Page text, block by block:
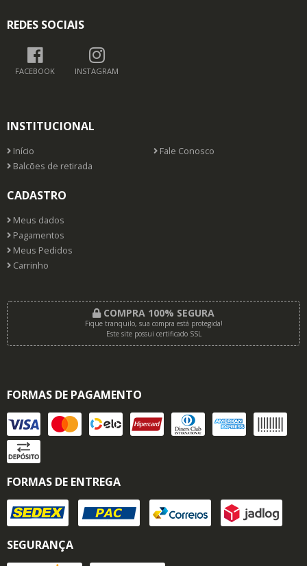
REDES SOCIAIS
FACEBOOK INSTAGRAM
INSTITUCIONAL
Início
Fale Conosco
Balcões de retirada
CADASTRO
Meus dados
Pagamentos
Meus Pedidos
Carrinho
COMPRA 100% SEGURA
Fique tranquilo, sua compra está protegida!
Este site possui certificado SSL
FORMAS DE PAGAMENTO
FORMAS DE ENTREGA
SEGURANÇA